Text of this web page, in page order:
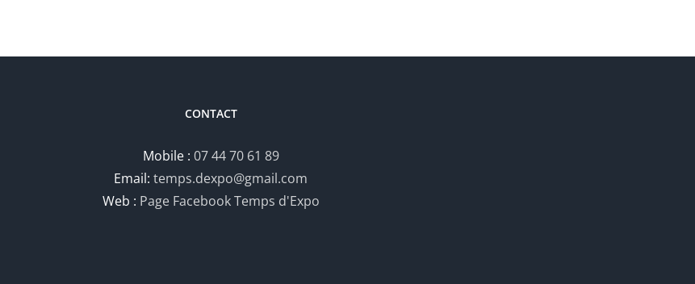
CONTACT
Mobile : 07 44 70 61 89
Email:temps.dexpo@gmail.com
Web : Page Facebook Temps d'Expo